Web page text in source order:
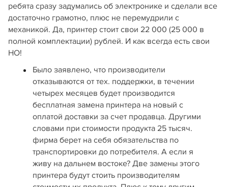
ребята сразу задумались об электронике и сделали все
достаточно грамотно, плюс не перемудрили с
механикой. Да, принтер стоит свои 22 000 (25 000 в
полной комплектации) рублей. И как всегда есть свои
НО!
Было заявлено, что производители
отказываются от тех. поддержки, в течении
четырех месяцев будет производится
бесплатная замена принтера на новый с
оплатой доставки за счет продавца. Другими
словами при стоимости продукта 25 тысяч.
фирма берет на себя обязательства по
транспортировки до потребителя. А если я
живу на дальнем востоке? Две замены этого
принтера будут стоить производителям